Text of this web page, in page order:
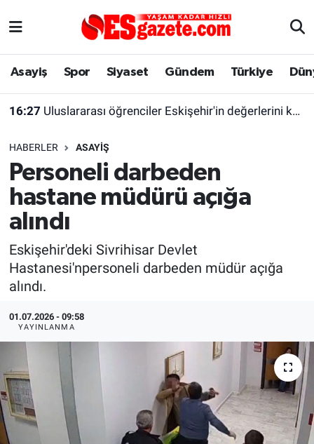
Asayiş Spor Siyaset Gündem Türkiye
16:27 Uluslararası öğrenciler Eskişehir'in değerlerini keşfetti
HABERLER ASAYIŞ
Personeli darbeden
hastane müdürü açığa
alındı
Eskişehir'deki Sivrihisar Devlet
Hastanesi'npersoneli darbeden müdür açığa
alındı.
01.07.2026 - 09:58
YAYINLANMA
Asayiş
Türkiye
Dünya
Sağlık
Yaşam
Eskişehirspor Arşivi
Eskişehir Arşivi
Röportaj
Ekonomi
Politika
Bilecik
Kütahya
Eskişehir Nöbetçi Eczaneler
Süper Lig Puan Durumu ve Fikstür
Tüm Manşetler
Son Dakika Haberleri
Haber Arşivi